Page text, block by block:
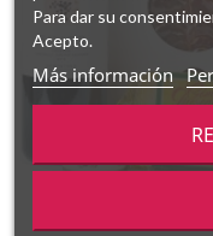
Para dar su
Acepto.
Más información